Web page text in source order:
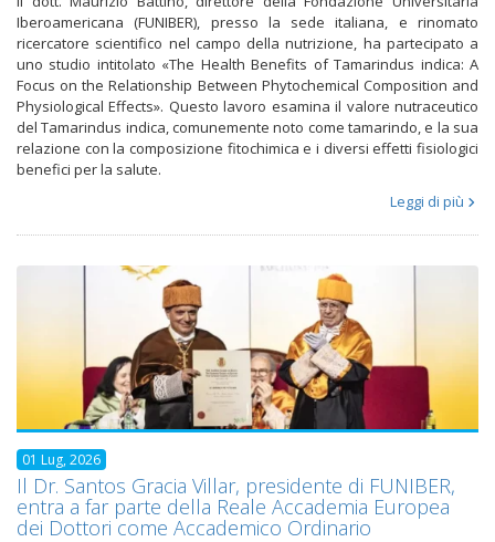
Iberoamericana (FUNIBER), presso la sede italiana, e rinomato
ricercatore scientifico nel campo della nutrizione, ha partecipato a
uno studio intitolato «The Health Benefits of Tamarindus indica: A
Focus on the Relationship Between Phytochemical Composition and
Physiological Effects». Questo lavoro esamina il valore nutraceutico
del Tamarindus indica, comunemente noto come tamarindo, e la sua
relazione con la composizione fitochimica e i diversi effetti fisiologici
benefici per la salute.
Leggi di più
01 Lug, 2026
Il Dr. Santos Gracia Villar, presidente di FUNIBER,
entra a far parte della Reale Accademia Europea
dei Dottori come Accademico Ordinario